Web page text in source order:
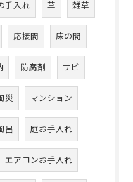
手入れ 草 雑草
応接間 床の間
防腐剤 サビ
災 マンション
呂 庭お手入れ
エアコンお手入れ